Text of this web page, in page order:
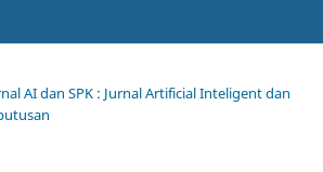
AI dan SPK : Jurnal Artificial Inteligent dan